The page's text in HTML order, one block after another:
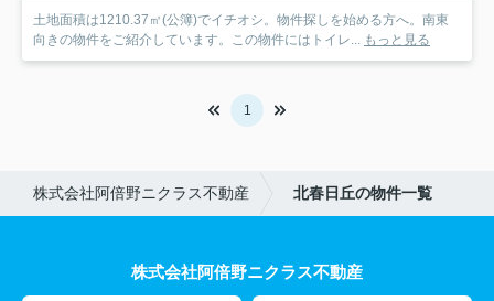
土地面積は1210.37㎡(公簿)でイチオシ。物件探しを始める方へ。南東
向きの物件をご紹介しています。この物件にはトイレ... もっと見る
1
株式会社阿倍野ニクラス不動産 北春日丘の物件一覧
株式会社阿倍野ニクラス不動産